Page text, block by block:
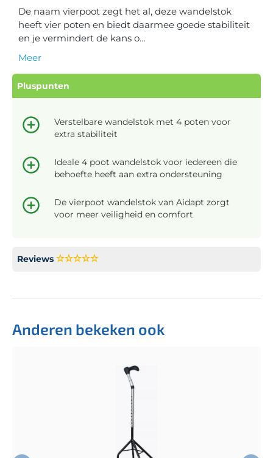
De naam vierpoot zegt het al, deze wandelstok
heeft vier poten en biedt daarmee goede stabiliteit
en je vermindert de kans o…
Meer
Pluspunten
Verstelbare wandelstok met 4 poten voor
extra stabiliteit
Ideale 4 poot wandelstok voor iedereen die
behoefte heeft aan extra ondersteuning
De vierpoot wandelstok van Aidapt zorgt
voor meer veiligheid en comfort
Reviews
Anderen bekeken ook